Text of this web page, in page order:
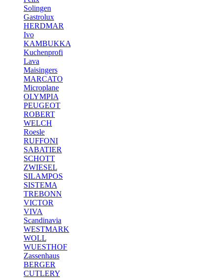
Solingen
Gastrolux
HERDMAR
Ivo
KAMBUKKA
Kuchenprofi
Lava
Maisingers
MARCATO
Microplane
OLYMPIA
PEUGEOT
ROBERT
WELCH
Roesle
RUFFONI
SABATIER
SCHOTT
ZWIESEL
SILAMPOS
SISTEMA
TREBONN
VICTOR
VIVA
Scandinavia
WESTMARK
WOLL
WUESTHOF
Zassenhaus
BERGER
CUTLERY